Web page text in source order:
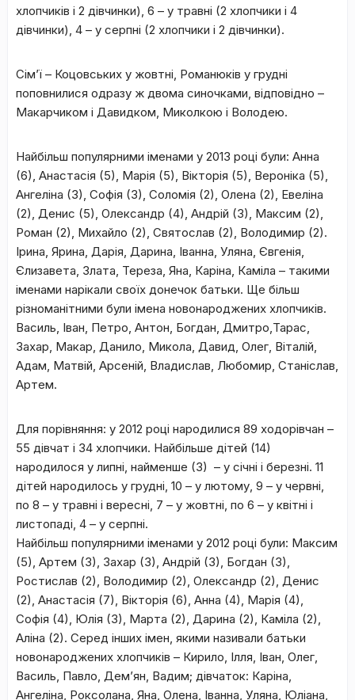
хлопчиків і 2 дівчинки), 6 – у травні (2 хлопчики і 4
дівчинки), 4 – у серпні (2 хлопчики і 2 дівчинки).
Сім’ї – Коцовських у жовтні, Романюків у грудні
поповнилися одразу ж двома синочками, відповідно –
Макарчиком і Давидком, Миколкою і Володею.
Найбільш популярними іменами у 2013 році були: Анна
(6), Анастасія (5), Марія (5), Вікторія (5), Вероніка (5),
Ангеліна (3), Софія (3), Соломія (2), Олена (2), Евеліна
(2), Денис (5), Олександр (4), Андрій (3), Максим (2),
Роман (2), Михайло (2), Святослав (2), Володимир (2).
Ірина, Ярина, Дарія, Дарина, Іванна, Уляна, Євгенія,
Єлизавета, Злата, Тереза, Яна, Каріна, Каміла – такими
іменами нарікали своїх донечок батьки. Ще більш
різноманітними були імена новонароджених хлопчиків.
Василь, Іван, Петро, Антон, Богдан, Дмитро,Тарас,
Захар, Макар, Данило, Микола, Давид, Олег, Віталій,
Адам, Матвій, Арсеній, Владислав, Любомир, Станіслав,
Артем.
Для порівняння: у 2012 році народилися 89 ходорівчан –
55 дівчат і 34 хлопчики. Найбільше дітей (14)
народилося у липні, найменше (3) – у січні і березні. 11
дітей народилось у грудні, 10 – у лютому, 9 – у червні,
по 8 – у травні і вересні, 7 – у жовтні, по 6 – у квітні і
листопаді, 4 – у серпні.
Найбільш популярними іменами у 2012 році були: Максим
(5), Артем (3), Захар (3), Андрій (3), Богдан (3),
Ростислав (2), Володимир (2), Олександр (2), Денис
(2), Анастасія (7), Вікторія (6), Анна (4), Марія (4),
Софія (4), Юлія (3), Марта (2), Дарина (2), Каміла (2),
Аліна (2). Серед інших імен, якими називали батьки
новонароджених хлопчиків – Кирило, Ілля, Іван, Олег,
Василь, Павло, Дем’ян, Вадим; дівчаток: Каріна,
Ангеліна, Роксолана, Яна, Олена, Іванна, Уляна, Юліана,